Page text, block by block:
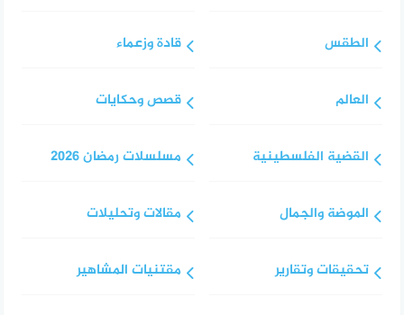
الطقس
العالم
القضية الفلسطينية
الموضة والجمال
تحقيقات وتقارير
قادة وزعماء
قصص وحكايات
مسلسلات رمضان 2026
مقالات وتحليلات
مقتنيات المشاهير